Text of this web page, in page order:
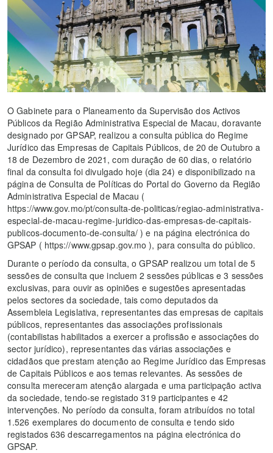
O Gabinete para o Planeamento da Supervisão dos Activos
Públicos da Região Administrativa Especial de Macau, doravante
designado por GPSAP, realizou a consulta pública do Regime
Jurídico das Empresas de Capitais Públicos, de 20 de Outubro a
18 de Dezembro de 2021, com duração de 60 dias, o relatório
final da consulta foi divulgado hoje (dia 24) e disponibilizado na
página de Consulta de Políticas do Portal do Governo da Região
Administrativa Especial de Macau (
https://www.gov.mo/pt/consulta-de-politicas/regiao-administrativa-
especial-de-macau-regime-juridico-das-empresas-de-capitais-
publicos-documento-de-consulta/ ) e na página electrónica do
GPSAP ( https://www.gpsap.gov.mo ), para consulta do público.
Durante o período da consulta, o GPSAP realizou um total de 5
sessões de consulta que incluem 2 sessões públicas e 3 sessões
exclusivas, para ouvir as opiniões e sugestões apresentadas
pelos sectores da sociedade, tais como deputados da
Assembleia Legislativa, representantes das empresas de capitais
públicos, representantes das associações profissionais
(contabilistas habilitados a exercer a profissão e associações do
sector jurídico), representantes das várias associações e
cidadãos que prestam atenção ao Regime Jurídico das Empresas
de Capitais Públicos e aos temas relevantes. As sessões de
consulta mereceram atenção alargada e uma participação activa
da sociedade, tendo-se registado 319 participantes e 42
intervenções. No período da consulta, foram atribuídos no total
1.526 exemplares do documento de consulta e tendo sido
registados 636 descarregamentos na página electrónica do
GPSAP.